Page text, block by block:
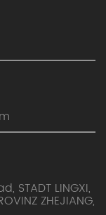
STADT LINGXI,
ZHEJIANG,